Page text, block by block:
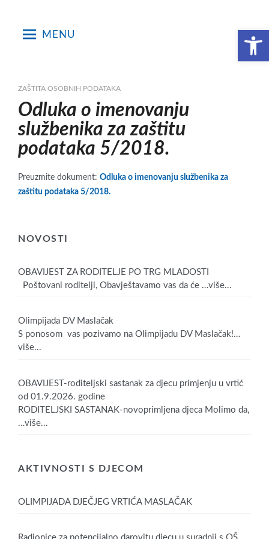
Open toolbar
MENU
ZAŠTITA OSOBNIH PODATAKA
Odluka o imenovanju
službenika za zaštitu
podataka 5/2018.
Preuzmite dokument: Odluka o imenovanju službenika za
zaštitu podataka 5/2018.
NOVOSTI
OBAVIJEST ZA RODITELJE PO TRG MLADOSTI
Poštovani roditelji, Obavještavamo vas da će …više...
Olimpijada DV Maslačak
S ponosom vas pozivamo na Olimpijadu DV Maslačak!…
više...
OBAVIJEST-roditeljski sastanak za djecu primjenju u vrtić
od 01.9.2026. godine
RODITELJSKI SASTANAK-novoprimljena djeca Molimo da,
…više...
AKTIVNOSTI S DJECOM
OLIMPIJADA DJEČJEG VRTIĆA MASLAČAK